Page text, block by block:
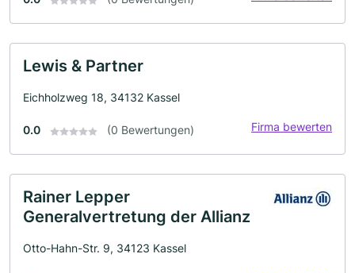
Lewis & Partner
Eichholzweg 18, 34132 Kassel
0.0 (0 Bewertungen) Firma bewerten
Rainer Lepper
Generalvertretung der Allianz
Otto-Hahn-Str. 9, 34123 Kassel